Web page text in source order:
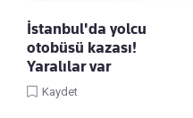
İstanbul'da yolcu
otobüsü kazası!
Yaralılar var
Kaydet